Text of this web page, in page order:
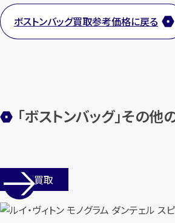
ボストンバッグ買取参考価格に戻る
「ボストンバッグ」その
店舗買取